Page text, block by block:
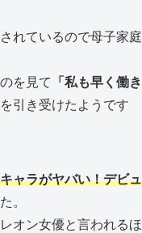
れているので母子家庭
を見て
「私も早く働き
引き受けたようです
ャラがヤバい！デビュ
。
オン女優と言われるほ